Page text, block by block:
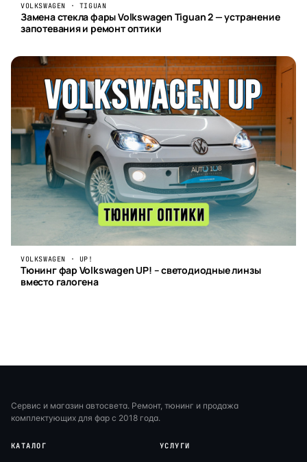
VOLKSWAGEN · TIGUAN
Замена стекла фары Volkswagen Tiguan 2 — устранение
запотевания и ремонт оптики
VOLKSWAGEN · UP!
Тюнинг фар Volkswagen UP! – светодиодные линзы
вместо галогена
Сервис и магазин автосвета. Ремонт, тюнинг и продажа
комплектующих для фар с 2018 года.
КАТАЛОГ УСЛУГИ